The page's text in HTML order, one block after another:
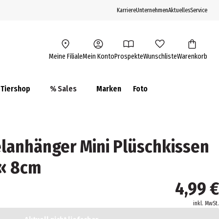
KarriereUnternehmenAktuellesService
Meine FilialeMein KontoProspekteWunschlisteWarenkorb
Tiershop % Sales Marken Foto
Mini Plüschkissen
8cm
4,99 €
inkl. MwSt.